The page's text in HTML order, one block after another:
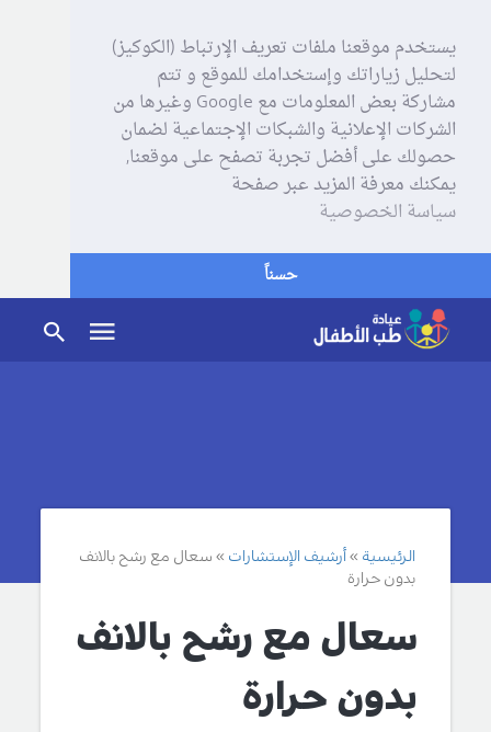
يستخدم موقعنا ملفات تعريف الإرتباط (الكوكيز)
لتحليل زياراتك وإستخدامك للموقع و تتم
مشاركة بعض المعلومات مع Google وغيرها من
الشركات الإعلانية والشبكات الإجتماعية لضمان
حصولك على أفضل تجربة تصفح على موقعنا,
يمكنك معرفة المزيد عبر صفحة
سياسة الخصوصية
حسناً
الرئيسية أرشيف الإستشارات
سعال مع رشح بالانف
بدون حرارة
سعال مع رشح بالانف
بدون حرارة